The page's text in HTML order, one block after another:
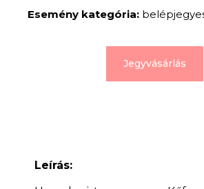
Esemény kategória:
Jegyvásárlás
Leírás: